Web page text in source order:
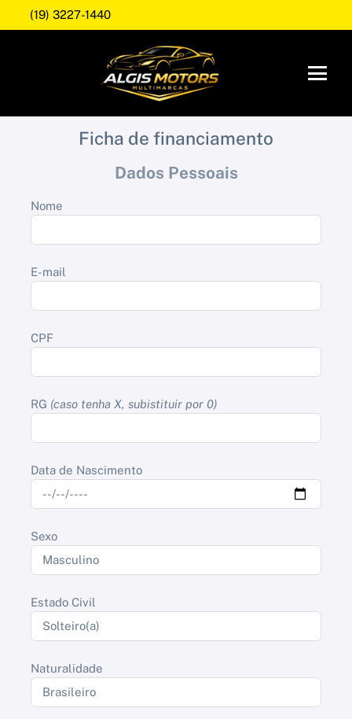
(19) 3227-1440
Ficha de financiamento
Dados Pessoais
Nome
E-mail
CPF
RG (caso tenha X, subistituir por 0)
Data de Nascimento
Sexo
Estado Civil
Naturalidade